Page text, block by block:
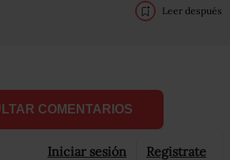
Leer después
COMENTARIOS
Iniciar sesión Registrate